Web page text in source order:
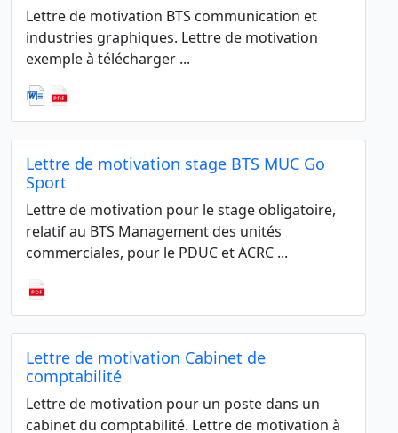
Lettre de motivation BTS communication et
industries graphiques. Lettre de motivation
exemple à télécharger ...
Lettre de motivation stage BTS MUC Go
Sport
Lettre de motivation pour le stage obligatoire,
relatif au BTS Management des unités
commerciales, pour le PDUC et ACRC ...
Lettre de motivation Cabinet de
comptabilité
Lettre de motivation pour un poste dans un
cabinet du comptabilité. Lettre de motivation à